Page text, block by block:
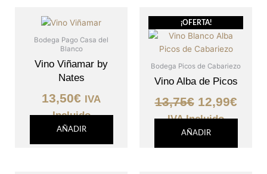
Bodega Pago Casa del
Blanco
Vino Viñamar by
Nates
13,50€ IVA
Incluido
AÑADIR
¡OFERTA!
Bodega Picos de Cabariezo
Vino Alba de Picos
13,75€
El
precio
original
era:
13,75€.
12,99€
El
es:
IVA Incluido
AÑADIR